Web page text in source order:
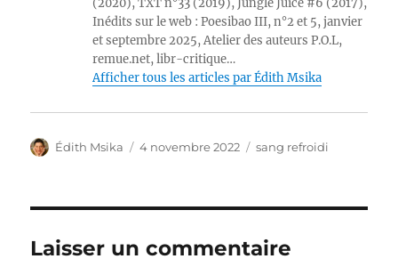
Inédits sur le web : Poesibao III, n°2 et 5, janvier
et septembre 2025, Atelier des auteurs P.O.L,
remue.net, libr-critique…
Afficher tous les articles par Édith Msika
Auteur
Édith Msika
Publié
4 novembre 2022 Catégories
sang refroidi
Laisser un commentaire